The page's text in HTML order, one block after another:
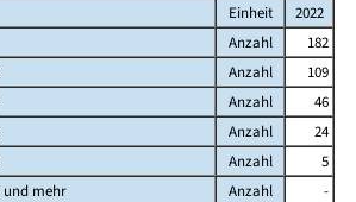
Einheit
2022
Anzahl
182
Anzahl
109
Anzahl
46
Anzahl
24
Anzahl
5
und mehr
Anzahl
-